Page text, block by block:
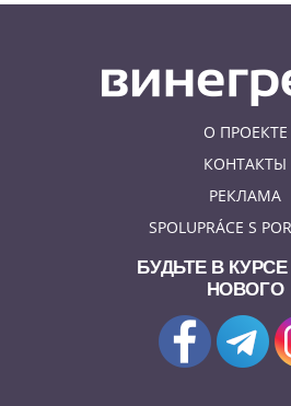
О ПРОЕКТЕ
КОНТАКТЫ
РЕКЛАМА
SPOLUPRÁCE S
БУДЬТЕ В
НОВОГО